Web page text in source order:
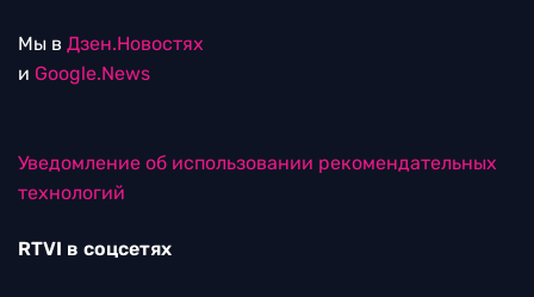
Мы в Дзен.Новостях
и Google.News
Уведомление об использовании рекомендательных
технологий
RTVI в соцсетях